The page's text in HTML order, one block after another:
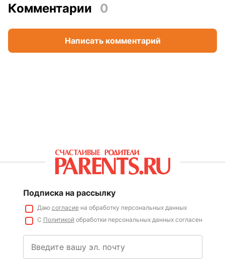
Комментарии 0
Написать комментарий
Подписка на рассылку
Даю согласиена обработку персональных данных
С Политикойобработки персональных данных согласен